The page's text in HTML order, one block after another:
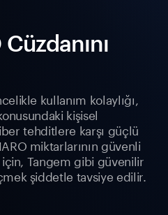
kullanım kolaylığı,
kişisel
tehditlere karşı güçlü
miktarlarının güvenli
Tangem gibi güvenilir
şiddetle tavsiye edilir.